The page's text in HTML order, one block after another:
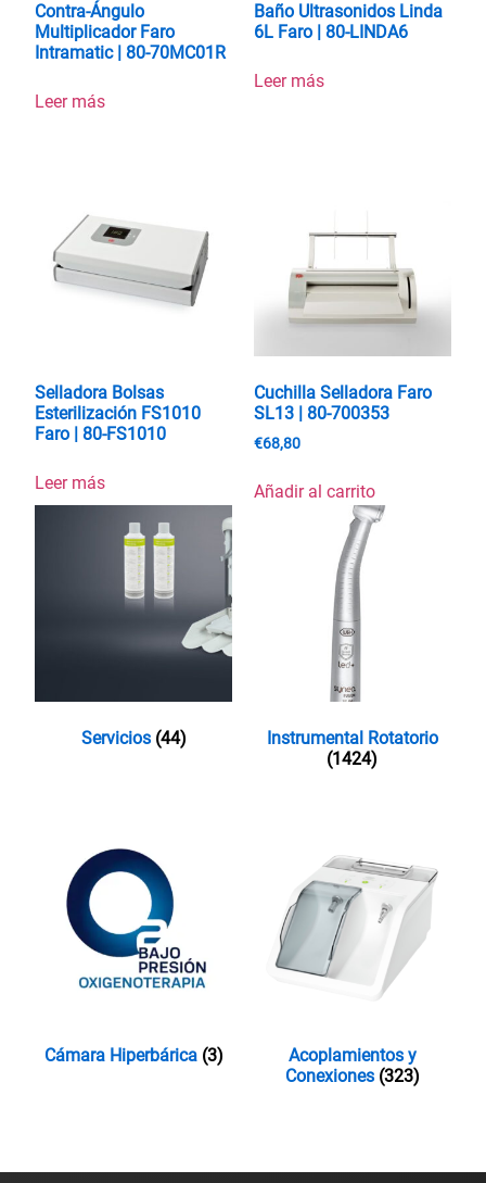
Contra-Ángulo
Multiplicador Faro
Intramatic | 80-70MC01R
Leer más
Baño Ultrasonidos Linda
6L Faro | 80-LINDA6
Leer más
Selladora Bolsas
Esterilización FS1010
Faro | 80-FS1010
Leer más
Cuchilla Selladora Faro
SL13 | 80-700353
€68,80
Añadir al carrito
Servicios (44)
Instrumental Rotatorio
(1424)
Cámara Hiperbárica (3)
Acoplamientos y
Conexiones (323)